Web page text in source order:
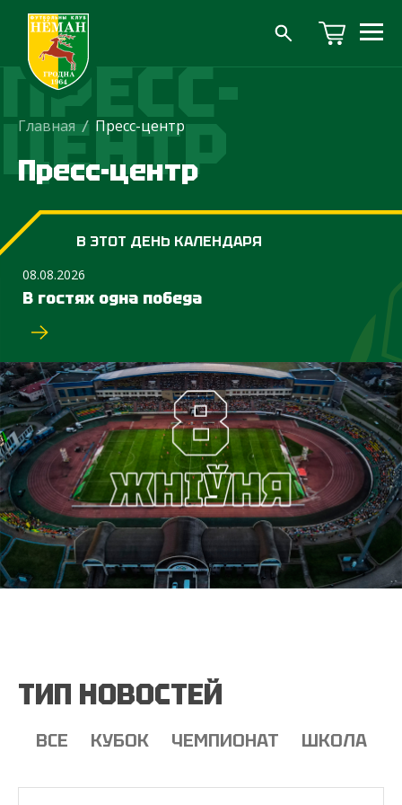
ПРЕСС-
ЦЕНТР
Главная / Пресс-центр
Пресс-центр
В ЭТОТ ДЕНЬ КАЛЕНДАРЯ
08.08.2026
В гостях одна победа
ТИП НОВОСТЕЙ
ВСЕ КУБОК ЧЕМПИОНАТ ШКОЛА